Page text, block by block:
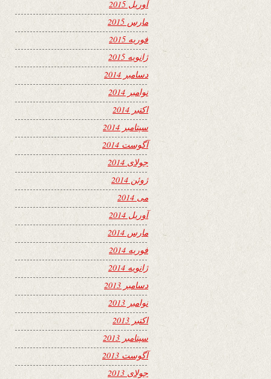
آوریل 2015
مارس 2015
فوریه 2015
ژانویه 2015
دسامبر 2014
نوامبر 2014
اکتبر 2014
سپتامبر 2014
آگوست 2014
جولای 2014
ژوئن 2014
می 2014
آوریل 2014
مارس 2014
فوریه 2014
ژانویه 2014
دسامبر 2013
نوامبر 2013
اکتبر 2013
سپتامبر 2013
آگوست 2013
جولای 2013